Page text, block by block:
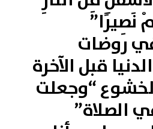
نَصِيرًا”
روضات
قبل الآخرة
“وجعلت
الصلاة”